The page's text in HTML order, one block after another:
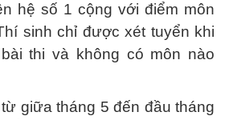
hệ số 1 cộng với điểm môn
sinh chỉ được xét tuyển khi
thi và không có môn nào
giữa tháng 5 đến đầu tháng